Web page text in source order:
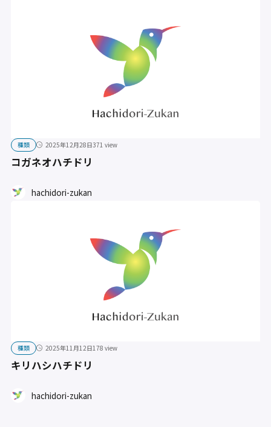
種類 2025年12月28日371 view
コガネオハチドリ
hachidori-zukan
種類 2025年11月12日178 view
キリハシハチドリ
hachidori-zukan